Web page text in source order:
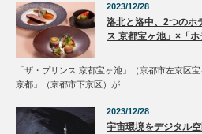
2023/12/28
洛北と洛中、2つのホ
ス 京都宝ヶ池」×「
「ザ・プリンス 京都宝ヶ池」（京都市左京区
京都」（京都市下京区）が…
2023/12/28
宇宙環境をデジタル